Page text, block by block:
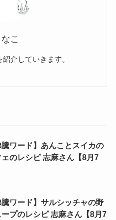
こ
介していきます。
騰ワード】あんことスイカの
ェのレシピ 志麻さん【8月7
騰ワード】サルシッチャの野
プのレシピ 志麻さん【8月7